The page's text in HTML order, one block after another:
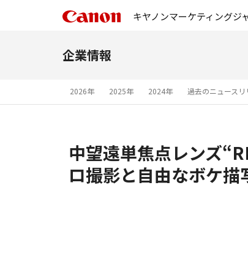
キヤノンマーケティングジ
企業情報
2026年 2025年 2024年 過去のニュース
中望遠単焦点レンズ
ロ撮影と自由なボケ描